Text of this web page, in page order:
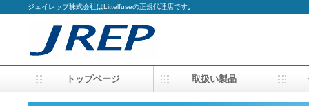
ジェイレップ株式会社はLittelfuseの正規代理店です｡
トップページ 取扱い製品